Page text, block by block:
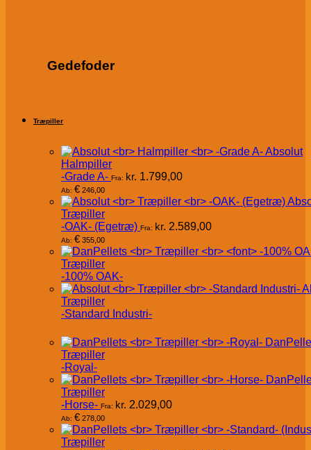
Gedefoder
Træpiller
Absolut
Halmpiller
-Grade A- Fra: kr. 1.799,00
Ab: € 246,00
Træpiller
-OAK- (Egetræ) Fra: kr. 2.589,00
Ab: € 355,00
Træpiller
-100% OAK-
Træpiller
-Standard Industri-
Træpiller
-Royal-
Træpiller
-Horse- Fra: kr. 2.029,00
Ab: € 278,00
Træpiller